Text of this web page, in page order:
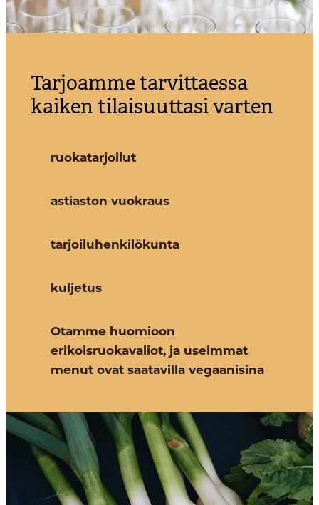
Tarjoamme tarvittaessa
kaiken tilaisuuttasi varten
ruokatarjoilut
astiaston vuokraus
tarjoiluhenkilökunta
kuljetus
Otamme huomioon
erikoisruokavaliot, ja useimmat
menut ovat saatavilla vegaanisina